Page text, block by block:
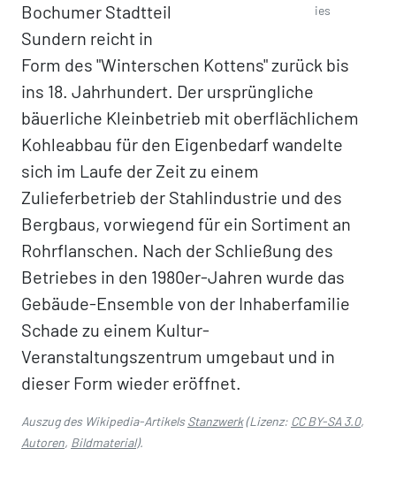
ies
Bochumer Stadtteil
Sundern reicht in
Form des "Winterschen Kottens" zurück bis
ins 18. Jahrhundert. Der ursprüngliche
bäuerliche Kleinbetrieb mit oberflächlichem
Kohleabbau für den Eigenbedarf wandelte
sich im Laufe der Zeit zu einem
Zulieferbetrieb der Stahlindustrie und des
Bergbaus, vorwiegend für ein Sortiment an
Rohrflanschen. Nach der Schließung des
Betriebes in den 1980er-Jahren wurde das
Gebäude-Ensemble von der Inhaberfamilie
Schade zu einem Kultur-
Veranstaltungszentrum umgebaut und in
dieser Form wieder eröffnet.
Auszug des Wikipedia-ArtikelsStanzwerk(Lizenz: CC BY-SA 3.0,
Autoren, Bildmaterial).